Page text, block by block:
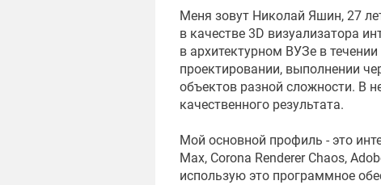
Меня зовут Николай Яшин, 27
в качестве 3D визуализатора
в архитектурном ВУЗе в
проектировании, выполнении
объектов разной сложности. В
качественного результата.
Мой основной профиль - это
Max, Corona Renderer Chaos,
использую это программное